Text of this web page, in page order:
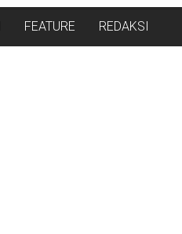
FEATURE REDAKSI